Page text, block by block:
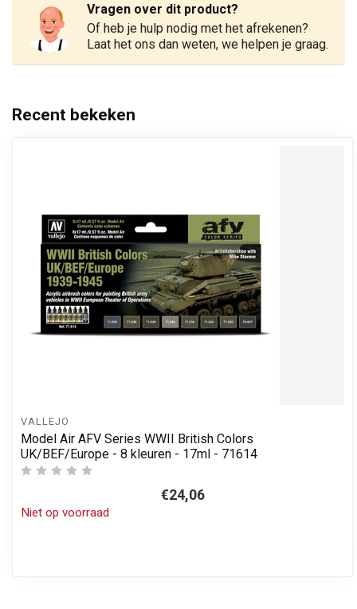
Vragen over dit product?
Of heb je hulp nodig met het afrekenen?
Laat het ons dan weten, we helpen je graag.
Recent bekeken
VALLEJO
Model Air AFV Series WWII British Colors
UK/BEF/Europe - 8 kleuren - 17ml - 71614
€24,06
Niet op voorraad